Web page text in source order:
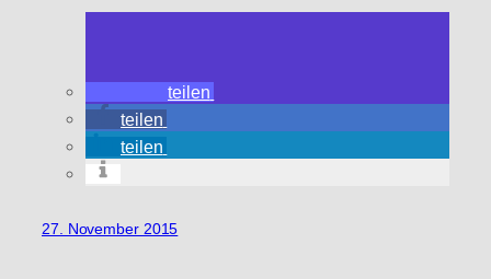
teilen
teilen
teilen
27. November 2015